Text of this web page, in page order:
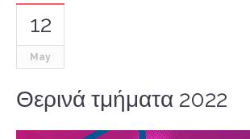
12
May
Θερινά τμήματα 2022